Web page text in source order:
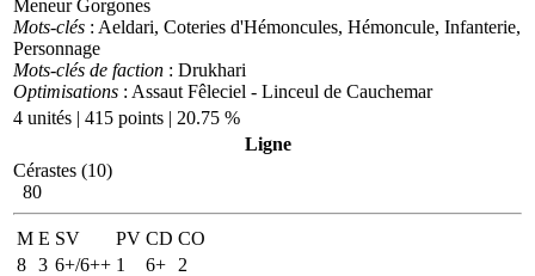
Meneur Gorgones
Mots-clés : Aeldari, Coteries d'Hémoncules, Hémoncule, Infanterie,
Personnage
Mots-clés de faction : Drukhari
Optimisations : Assaut Fêleciel - Linceul de Cauchemar
4 unités | 415 points | 20.75 %
Ligne
Cérastes (10)
80
M E SV PV CD CO
8 3 6+/6++ 1 6+
2